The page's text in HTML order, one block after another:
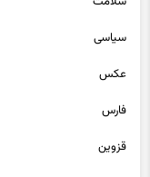
سیاسی
عکس
فارس
قزوین
کاریکاتور